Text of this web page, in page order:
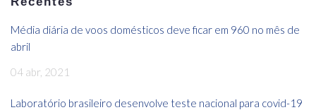
Média diária de voos domésticos deve ficar em 960 no mês de
abril
04 abr, 2021
Laboratório brasileiro desenvolve teste nacional para covid-19